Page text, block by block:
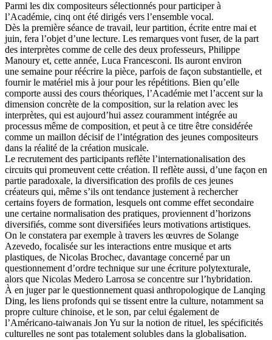
Parmi les dix compositeurs sélectionnés pour participer à
l’Académie, cinq ont été dirigés vers l’ensemble vocal.
Dès la première séance de travail, leur partition, écrite entre mai et
juin, fera l’objet d’une lecture. Les remarques vont fuser, de la part
des interprètes comme de celle des deux professeurs, Philippe
Manoury et, cette année, Luca Francesconi. Ils auront environ
une semaine pour réécrire la pièce, parfois de façon substantielle, et
fournir le matériel mis à jour pour les répétitions. Bien qu’elle
comporte aussi des cours théoriques, l’Académie met l’accent sur la
dimension concrète de la composition, sur la relation avec les
interprètes, qui est aujourd’hui assez couramment intégrée au
processus même de composition, et peut à ce titre être considérée
comme un maillon décisif de l’intégration des jeunes compositeurs
dans la réalité de la création musicale.
Le recrutement des participants reflète l’internationalisation des
circuits qui promeuvent cette création. Il reflète aussi, d’une façon en
partie paradoxale, la diversification des profils de ces jeunes
créateurs qui, même s’ils ont tendance justement à rechercher
certains foyers de formation, lesquels ont comme effet secondaire
une certaine normalisation des pratiques, proviennent d’horizons
diversifiés, comme sont diversifiées leurs motivations artistiques.
On le constatera par exemple à travers les œuvres de Solange
Azevedo, focalisée sur les interactions entre musique et arts
plastiques, de Nicolas Brochec, davantage concerné par un
questionnement d’ordre technique sur une écriture polytexturale,
alors que Nicolas Medero Larrosa se concentre sur l’hybridation.
À en juger par le questionnement quasi anthropologique de Lanqing
Ding, les liens profonds qui se tissent entre la culture, notamment sa
propre culture chinoise, et le son, par celui également de
l’Américano-taiwanais Jon Yu sur la notion de rituel, les spécificités
culturelles ne sont pas totalement solubles dans la globalisation.